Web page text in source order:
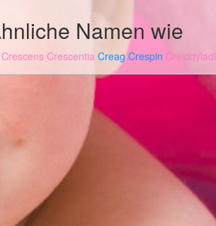
Namen wie
Crescens Crescentia Creag Crespin Creiddyladl